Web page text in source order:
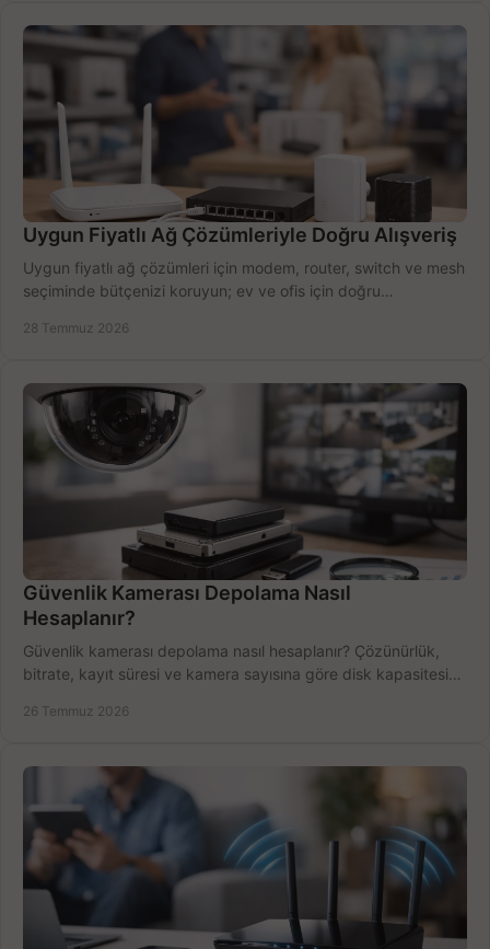
Uygun Fiyatlı Ağ Çözümleriyle Doğru Alışveriş
Uygun fiyatlı ağ çözümleri için modem, router, switch ve mesh
seçiminde bütçenizi koruyun; ev ve ofis için doğru
28 Temmuz 2026
Güvenlik Kamerası Depolama Nasıl
Hesaplanır?
Güvenlik kamerası depolama nasıl hesaplanır? Çözünürlük,
bitrate, kayıt süresi ve kamera sayısına göre disk kapasitesini
26 Temmuz 2026